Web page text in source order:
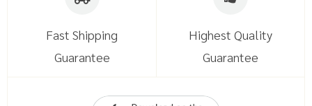
Fast Shipping
Guarantee
Highest Quality
Guarantee